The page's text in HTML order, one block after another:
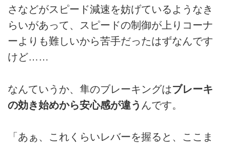
さなどがスピード減速を妨げているようなき
らいがあって、スピードの制御が上りコーナ
ーよりも難しいから苦手だったはずなんです
けど……
なんていうか、隼のブレーキングはブレーキ
の効き始めから安心感が違う んです。
「あぁ、これくらいレバーを握ると、ここま